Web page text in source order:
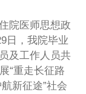
院医师思想政
日，我院毕业
及工作人员共
“重走长征路
新征途”社会